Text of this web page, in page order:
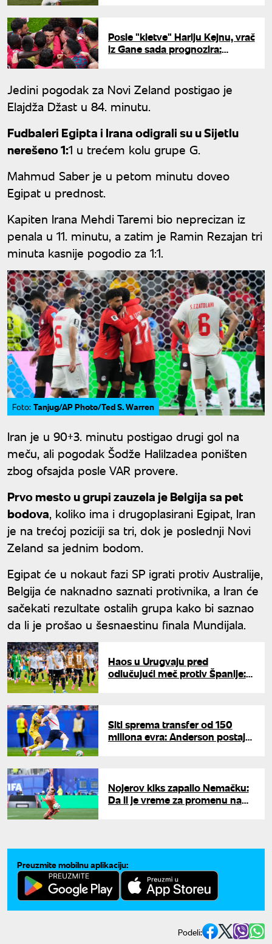
Posle "kletve" Hariju Kejnu, vrač
iz Gane sada prognozira:
Jedini pogodak za Novi Zeland postigao je
Elajdža Džast u 84. minutu.
Fudbaleri Egipta i Irana odigrali su u Sijetlu
nerešeno 1:1 u trećem kolu grupe G.
Mahmud Saber je u petom minutu doveo
Egipat u prednost.
Kapiten Irana Mehdi Taremi bio neprecizan iz
penala u 11. minutu, a zatim je Ramin Rezajan tri
minuta kasnije pogodio za 1:1.
Foto: Tanjug/AP Photo/Ted S. Warren
Iran je u 90+3. minutu postigao drugi gol na
meču, ali pogodak Šodže Halilzadea poništen
zbog ofsajda posle VAR provere.
Prvo mesto u grupi zauzela je Belgija sa pet
bodova, koliko ima i drugoplasirani Egipat, Iran
je na trećoj poziciji sa tri, dok je poslednji Novi
Zeland sa jednim bodom.
Egipat će u nokaut fazi SP igrati protiv Australije,
Belgija će naknadno saznati protivnika, a Iran će
sačekati rezultate ostalih grupa kako bi saznao
da li je prošao u šesnaestinu finala Mundijala.
Haos u Urugvaju pred
odlučujući meč protiv Španije:
Siti sprema transfer od 150
miliona evra: Anderson postaje
Nojerov kiks zapalio Nemačku:
Da li je vreme za promenu na
Preuzmite mobilnu aplikaciju:
Podeli: